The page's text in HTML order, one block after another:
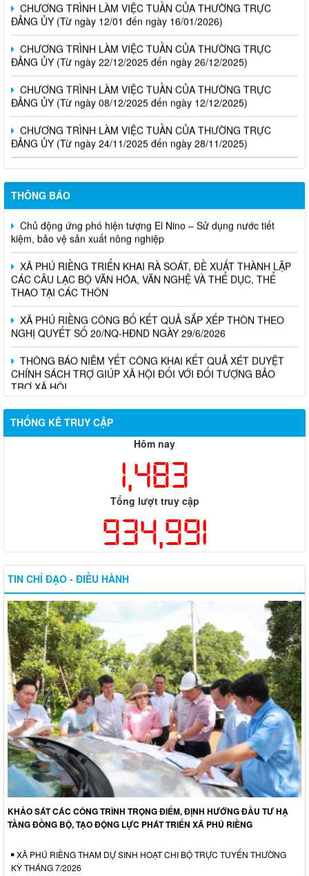
ĐẢNG ỦY (Từ ngày 12/01 đến ngày 16/01/2026)
CHƯƠNG TRÌNH LÀM VIỆC TUẦN CỦA THƯỜNG TRỰC
ĐẢNG ỦY (Từ ngày 22/12/2025 đến ngày 26/12/2025)
CHƯƠNG TRÌNH LÀM VIỆC TUẦN CỦA THƯỜNG TRỰC
ĐẢNG ỦY (Từ ngày 08/12/2025 đến ngày 12/12/2025)
CHƯƠNG TRÌNH LÀM VIỆC TUẦN CỦA THƯỜNG TRỰC
ĐẢNG ỦY (Từ ngày 24/11/2025 đến ngày 28/11/2025)
THÔNG BÁO
Chủ động ứng phó hiện tượng El Nino – Sử dụng nước tiết
kiệm, bảo vệ sản xuất nông nghiệp
XÃ PHÚ RIỀNG TRIỂN KHAI RÀ SOÁT, ĐỀ XUẤT THÀNH LẬP
CÁC CÂU LẠC BỘ VĂN HÓA, VĂN NGHỆ VÀ THỂ DỤC, THỂ
THAO TẠI CÁC THÔN
XÃ PHÚ RIỀNG CÔNG BỐ KẾT QUẢ SẮP XẾP THÔN THEO
NGHỊ QUYẾT SỐ 20/NQ-HĐND NGÀY 29/6/2026
THÔNG BÁO NIÊM YẾT CÔNG KHAI KẾT QUẢ XÉT DUYỆT
CHÍNH SÁCH TRỢ GIÚP XÃ HỘI ĐỐI VỚI ĐỐI TƯỢNG BẢO
TRỢ XÃ HỘI
THỐNG KÊ TRUY CẬP
Hôm nay
1,483
Tổng lượt truy cập
934,991
TIN CHỈ ĐẠO - ĐIỀU HÀNH
KHẢO SÁT CÁC CÔNG TRÌNH TRỌNG ĐIỂM, ĐỊNH HƯỚNG ĐẦU TƯ HẠ
TẦNG ĐỒNG BỘ, TẠO ĐỘNG LỰC PHÁT TRIỂN XÃ PHÚ RIỀNG
XÃ PHÚ RIỀNG THAM DỰ SINH HOẠT CHI BỘ TRỰC TUYẾN THƯỜNG
KỲ THÁNG 7/2026